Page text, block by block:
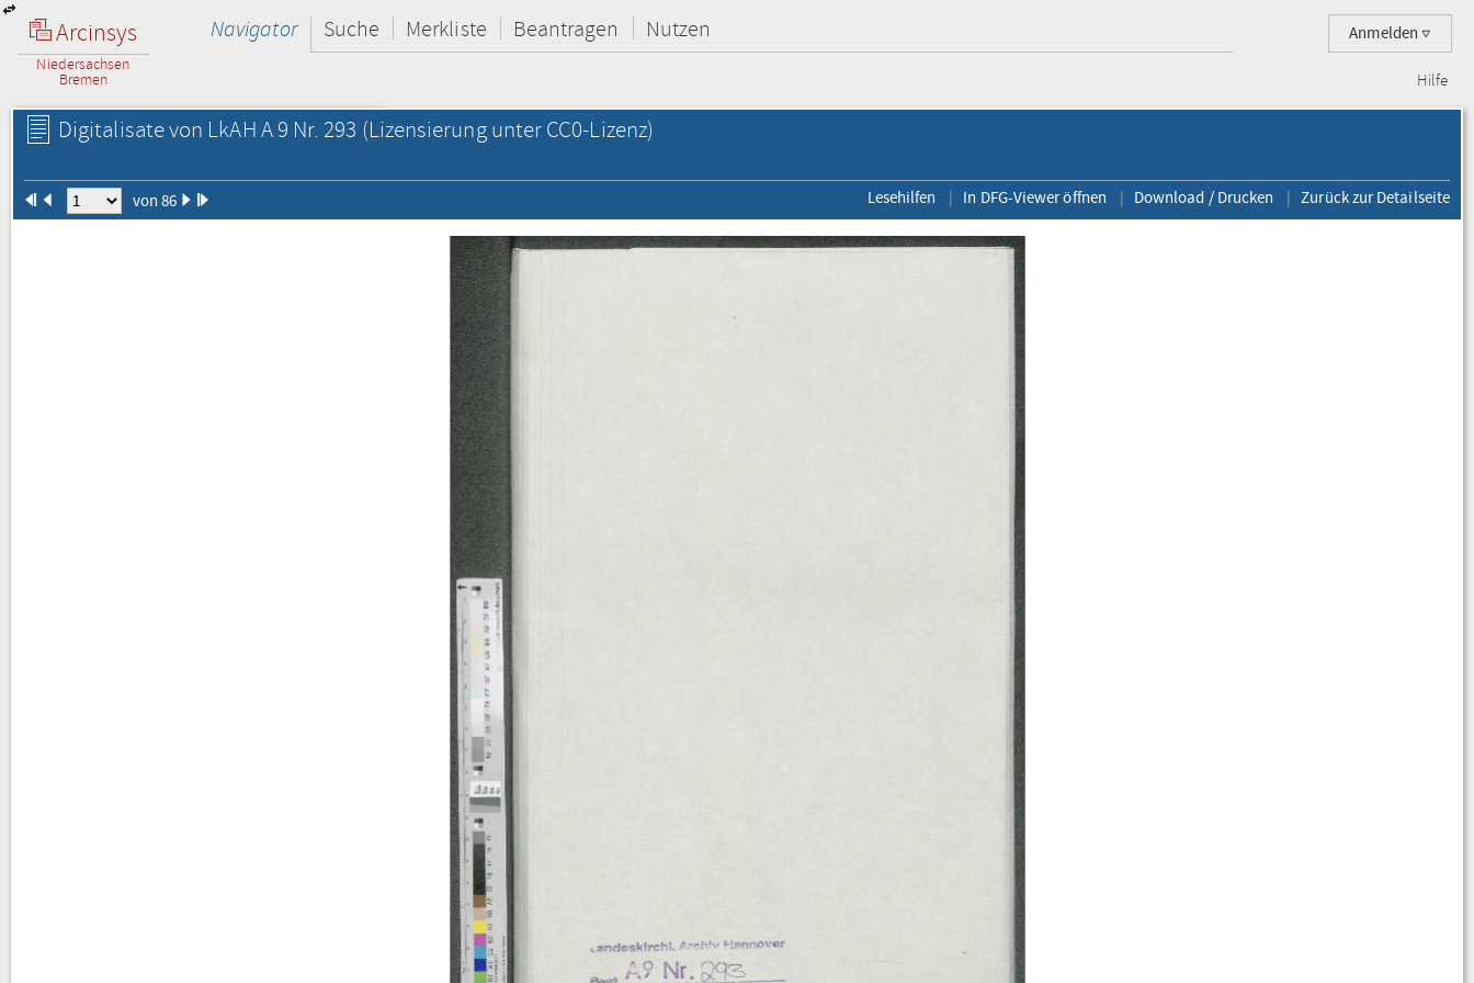
Arcinsys
Niedersachsen
Bremen
Anmelden
Navigator Suche Merkliste Beantragen Nutzen
Hilfe
Digitalisate von LkAH A 9 Nr. 293 (Lizensierung unter CC0-Lizenz)
von 86 Lesehilfen In DFG-Viewer öffnen Download / Drucken Zurück zur Detailseite